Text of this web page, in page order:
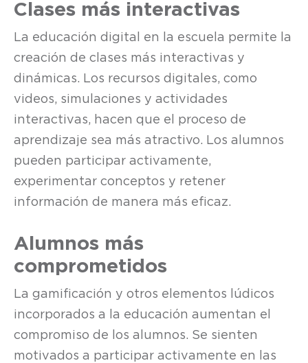
Clases más interactivas
La educación digital en la escuela permite la
creación de clases más interactivas y
dinámicas. Los recursos digitales, como
videos, simulaciones y actividades
interactivas, hacen que el proceso de
aprendizaje sea más atractivo. Los alumnos
pueden participar activamente,
experimentar conceptos y retener
información de manera más eficaz.
Alumnos más
comprometidos
La gamificación y otros elementos lúdicos
incorporados a la educación aumentan el
compromiso de los alumnos. Se sienten
motivados a participar activamente en las